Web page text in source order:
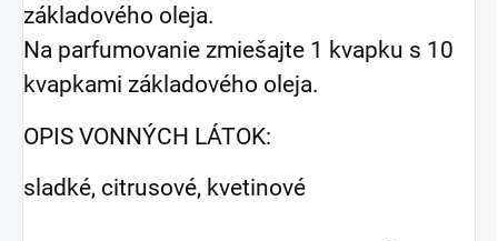
základového oleja.
Na parfumovanie zmiešajte 1 kvapku s 10
kvapkami základového oleja.
OPIS VONNÝCH LÁTOK:
sladké, citrusové, kvetinové